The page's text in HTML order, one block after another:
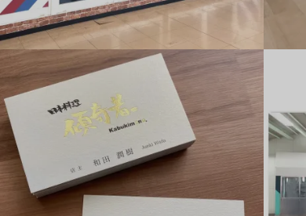
ASHER HAIR_ファサードデザイン